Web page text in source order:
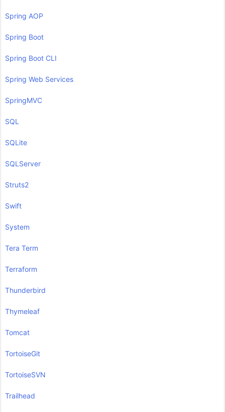
Spring AOP
Spring Boot
Spring Boot CLI
Spring Web Services
SpringMVC
SQL
SQLite
SQLServer
Struts2
Swift
System
Tera Term
Terraform
Thunderbird
Thymeleaf
Tomcat
TortoiseGit
TortoiseSVN
Trailhead